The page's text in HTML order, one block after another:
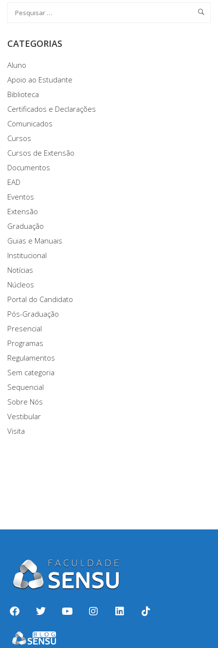
CATEGORIAS
Aluno
Apoio ao Estudante
Biblioteca
Certificados e Declarações
Comunicados
Cursos
Cursos de Extensão
Documentos
EAD
Eventos
Extensão
Graduação
Guias e Manuais
Institucional
Notícias
Núcleos
Portal do Candidato
Pós-Graduação
Presencial
Programas
Regulamentos
Sem categoria
Sequencial
Sobre Nós
Vestibular
Visita